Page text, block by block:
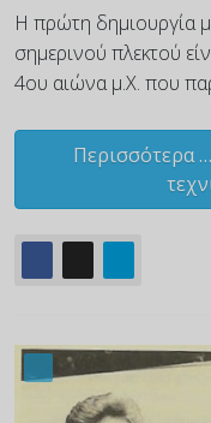
Η πρώτη δημιουργία
σημερινού πλεκτού
4ου αιώνα μ.Χ. που
Περισσότερα